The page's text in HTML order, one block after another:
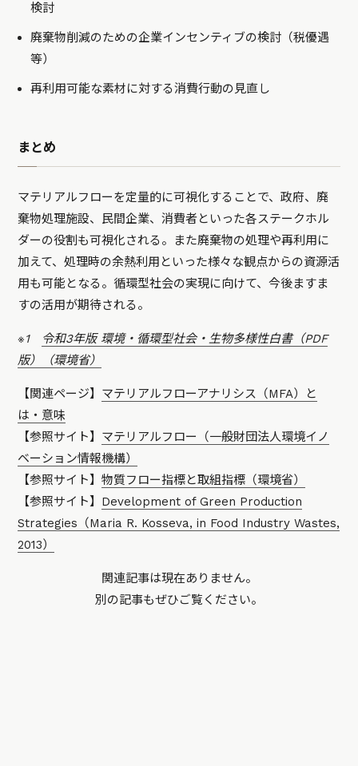
検討
廃棄物削減のための企業インセンティブの検討（税優遇
等）
再利用可能な素材に対する消費行動の見直し
まとめ
マテリアルフローを定量的に可視化することで、政府、廃
棄物処理施設、民間企業、消費者といった各ステークホル
ダーの役割も可視化される。また廃棄物の処理や再利用に
加えて、処理時の余熱利用といった様々な観点からの資源活
用も可能となる。循環型社会の実現に向けて、今後ますま
すの活用が期待される。
※1 令和3年版 環境・循環型社会・生物多様性白書（PDF
版）（環境省）
【関連ページ】 マテリアルフローアナリシス（MFA）と
は・意味
【参照サイト】 マテリアルフロー（一般財団法人環境イノ
ベーション情報機構）
【参照サイト】物質フロー指標と取組指標（環境省）
【参照サイト】 Development of Green Production
Strategies（Maria R. Kosseva, in Food Industry Wastes,
2013）
関連記事は現在ありません。
別の記事もぜひご覧ください。